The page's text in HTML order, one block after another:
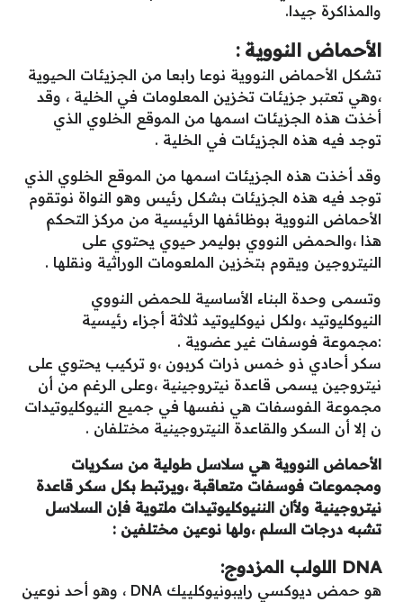
والمذاكرة جيدا.
الأحماض النووية :
تشكل الأحماض النووية نوعا رابعا من الجزيئات الحيوية
،وهي تعتبر جزيئات تخزين المعلومات في الخلية ، وقد
أخذت هذه الجزيئات اسمها من الموقع الخلوي الذي
توجد فيه هذه الجزيئات في الخلية .
وقد أخذت هذه الجزيئات اسمها من الموقع الخلوي الذي
توجد فيه هذه الجزيئات بشكل رئيس وهو النواة نوتقوم
الأحماض النووية بوظائفها الرئيسية من مركز التحكم
هذا ،والحمض النووي بوليمر حيوي يحتوي على
النيتروجين ويقوم بتخزين الملعومات الوراثية ونقلها .
وتسمى وحدة البناء الأساسية للحمض النووي
النيوكليوتيد ،ولكل نيوكليوتيد ثلاثة أجزاء رئيسية
:مجموعة فوسفات غير عضوية .
سكر أحادي ذو خمس ذرات كربون ،و تركيب يحتوي على
نيتروجين يسمى قاعدة نيتروجينية ،وعلى الرغم من أن
مجموعة الفوسفات هي نفسها في جميع النيوكليوتيدات
ن إلا أن السكر والقاعدة النيتروجينية مختلفان .
الأحماض النووية هي سلاسل طولية من سكريات
ومجموعات فوسفات متعاقبة ،ويرتبط بكل سكر قاعدة
نيتروجينية ولأان الننيوكليوتيدات ملتوية فإن السلاسل
تشبه درجات السلم ،ولها نوعين مختلفين :
DNA اللولب المزدوج:
هو حمض ديوكسي رايبونيوكلييك DNA ، وهو أحد نوعين